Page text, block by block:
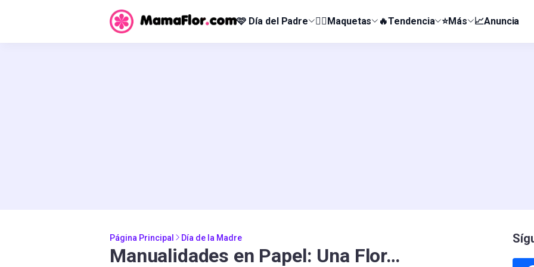
🩷 Día del Padre 👰‍♀️Maquetas 🔥Tendencia ⭐Más 📈Anuncia
Página Principal Día de la Madre
Manualidades en Papel: Una Flor…